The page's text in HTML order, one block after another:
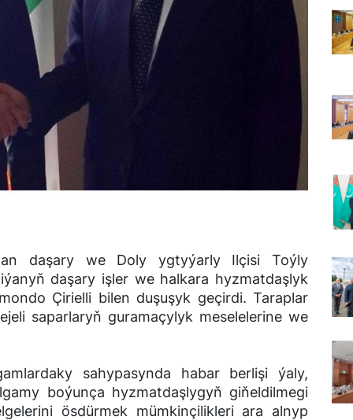
daşary we Doly ygtyýarly Ilçisi Toýly
daşary işler we halkara hyzmatdaşlyk
Çirielli bilen duşuşyk geçirdi. Taraplar
saparlaryň guramaçylyk meselelerine we
sahypasynda habar berlişi ýaly,
boýunça hyzmatdaşlygyň giňeldilmegi
ösdürmek mümkinçilikleri ara alnyp